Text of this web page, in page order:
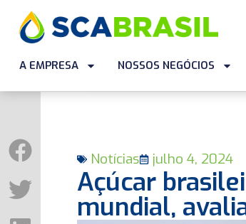
A EMPRESA NOSSOS NEGÓCIOS
Notícias julho 4, 2024
Açúcar
mundial,